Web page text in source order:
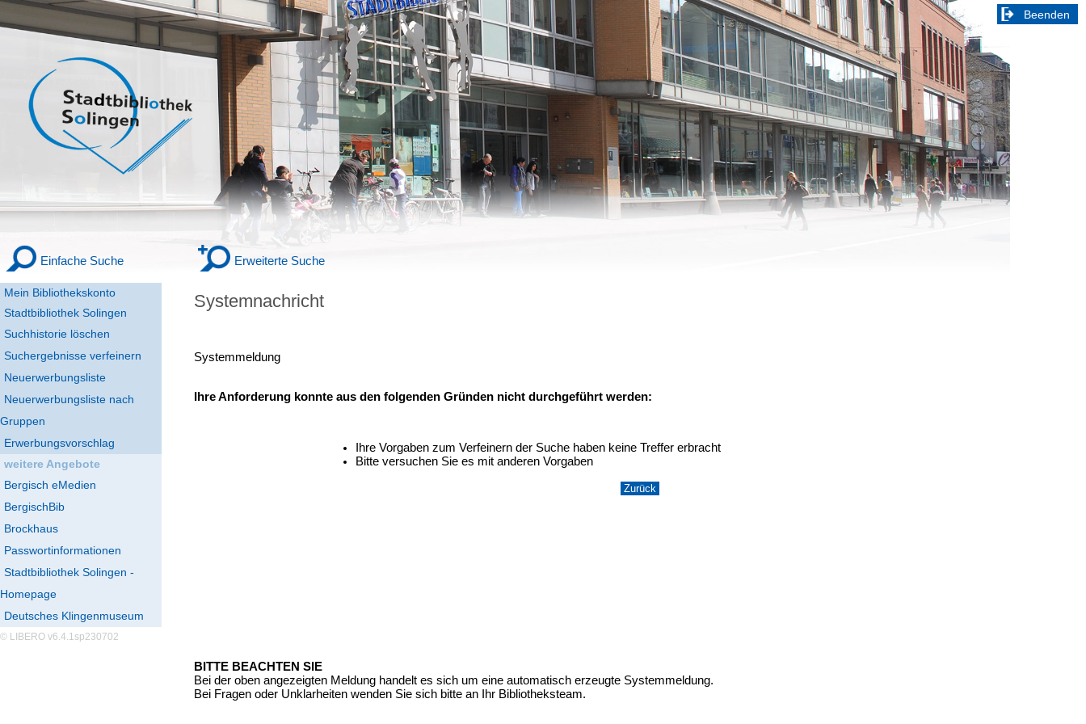
Mein Bibliothekskonto
Stadtbibliothek Solingen
Einfache Suche Erweiterte Suche
Suchhistorie löschen
Suchergebnisse verfeinern
Beenden
Neuerwerbungsliste
Neuerwerbungsliste nach
Gruppen
Erwerbungsvorschlag
weitere Angebote
Bergisch eMedien
BergischBib
Brockhaus
Passwortinformationen
Stadtbibliothek Solingen -
Homepage
Deutsches Klingenmuseum
© LIBERO v6.4.1sp230702
Systemnachricht
Systemmeldung
Ihre Anforderung konnte aus den folgenden Gründen nicht durchgeführt werden:
Ihre Vorgaben zum Verfeinern der Suche haben keine Treffer erbracht
Bitte versuchen Sie es mit anderen Vorgaben
BITTE BEACHTEN SIE
Bei der oben angezeigten Meldung handelt es sich um eine automatisch erzeugte Systemmeldung.
Bei Fragen oder Unklarheiten wenden Sie sich bitte an Ihr Bibliotheksteam.